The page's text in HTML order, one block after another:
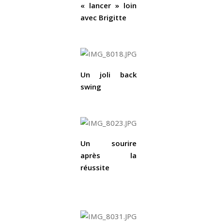
« lancer » loin
avec Brigitte
Un joli back
swing
Un sourire
après la
réussite